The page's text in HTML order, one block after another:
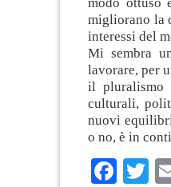
modo ottuso
migliorano la
interessi del
Mi sembra
lavorare, per
il pluralismo
culturali,
nuovi
o no, è in